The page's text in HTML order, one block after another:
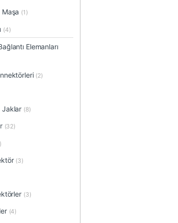
(1)
(4)
Elemanları
(2)
Jaklar (8)
(32)
(3)
(3)
(4)